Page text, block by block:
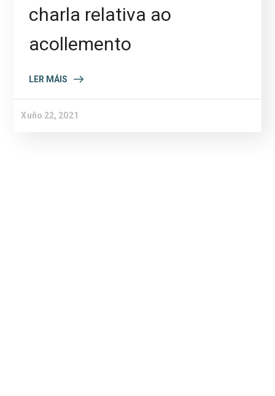
charla relativa ao
acollemento
LER MÁIS
Xuño 22, 2021